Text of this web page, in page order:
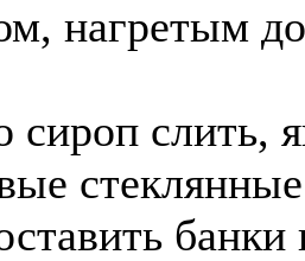
нагретым
сироп слить,